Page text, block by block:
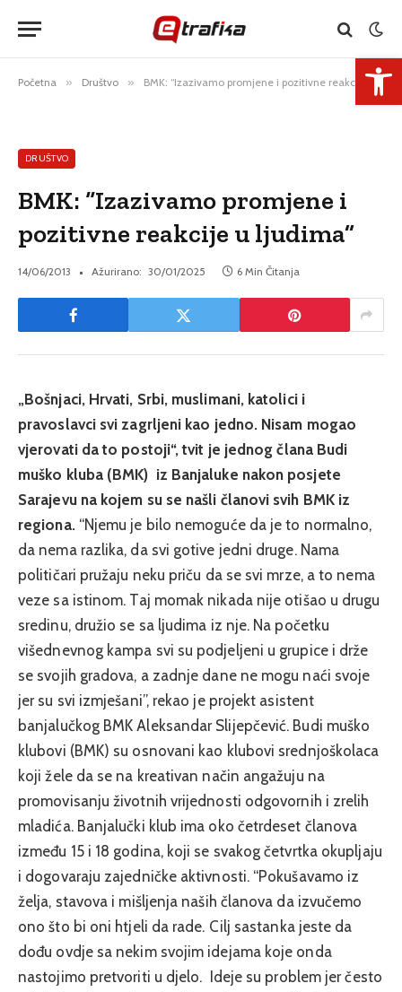
Početna » Društvo » BMK: “Izazivamo promjene i pozitivne reakcije u ljudima”
DRUŠTVO
BMK: “Izazivamo promjene i
pozitivne reakcije u ljudima”
14/06/2013 Ažurirano: 30/01/2025 6 Min Čitanja
„Bošnjaci, Hrvati, Srbi, muslimani, katolici i
pravoslavci svi zagrljeni kao jedno. Nisam mogao
vjerovati da to postoji“, tvit je jednog člana Budi
muško kluba (BMK) iz Banjaluke nakon posjete
Sarajevu na kojem su se našli članovi svih BMK iz
regiona.“Njemu je bilo nemoguće da je to normalno,
da nema razlika, da svi gotive jedni druge. Nama
političari pružaju neku priču da se svi mrze, a to nema
veze sa istinom. Taj momak nikada nije otišao u drugu
sredinu, družio se sa ljudima iz nje. Na početku
višednevnog kampa svi su podjeljeni u grupice i drže
se svojih gradova, a zadnje dane ne mogu naći svoje
jer su svi izmješani”, rekao je projekt asistent
banjalučkog BMK Aleksandar Slijepčević. Budi muško
klubovi (BMK) su osnovani kao klubovi srednjoškolaca
koji žele da se na kreativan način angažuju na
promovisanju životnih vrijednosti odgovornih i zrelih
mladića. Banjalučki klub ima oko četrdeset članova
između 15 i 18 godina, koji se svakog četvrtka okupljaju
i dogovaraju zajedničke aktivnosti. “Pokušavamo iz
želja, stavova i mišljenja naših članova da izvučemo
ono što bi oni htjeli da rade. Cilj sastanka jeste da
dođu ovdje sa nekim svojim idejama koje onda
nastojimo pretvoriti u djelo. Ideje su problem jer često